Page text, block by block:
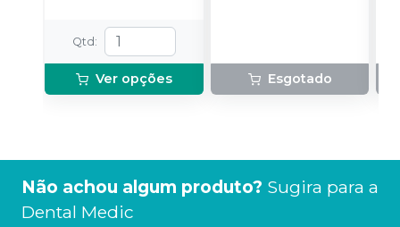
Qtd :
Ver opções Esgotado
Não achou algum produto? Sugira para a
Dental Medic